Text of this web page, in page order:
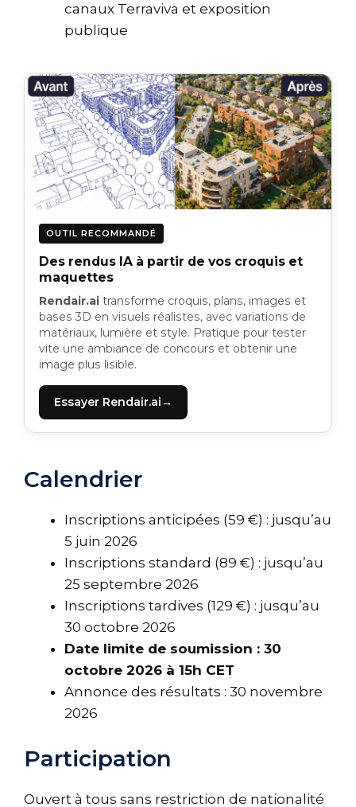
canaux Terraviva et exposition
publique
OUTIL RECOMMANDÉ
Des rendus IA à partir de vos croquis et
maquettes
Rendair.aitransforme croquis, plans, images et
bases 3D en visuels réalistes, avec variations de
matériaux, lumière et style. Pratique pour tester
vite une ambiance de concours et obtenir une
image plus lisible.
Essayer Rendair.ai
Calendrier
Inscriptions anticipées (59 €) : jusqu’au
5 juin 2026
Inscriptions standard (89 €) : jusqu’au
25 septembre 2026
Inscriptions tardives (129 €) : jusqu’au
30 octobre 2026
Date limite de soumission : 30
octobre 2026 à 15h CET
Annonce des résultats : 30 novembre
2026
Participation
Ouvert à tous sans restriction de nationalité